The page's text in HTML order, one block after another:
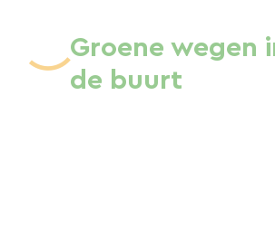
Groene wegen
de buurt